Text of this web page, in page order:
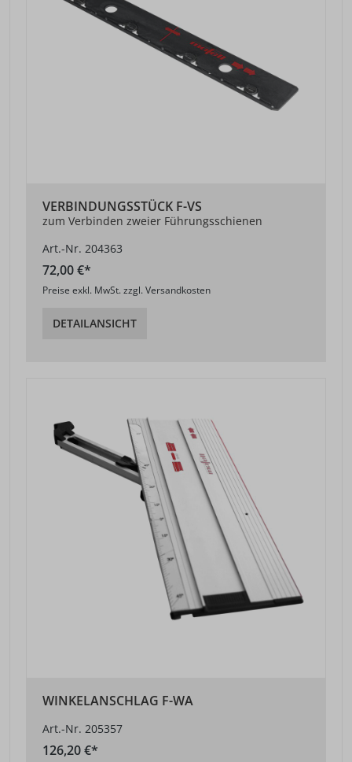
VERBINDUNGSSTÜCK F-VS
zum Verbinden zweier Führungsschienen
Art.-Nr. 204363
72,00 €*
Preise exkl. MwSt. zzgl. Versandkosten
DETAILANSICHT
WINKELANSCHLAG F-WA
Art.-Nr. 205357
126,20 €*